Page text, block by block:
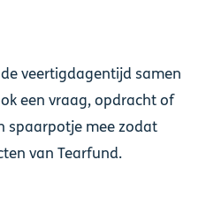
veertigdagentijd samen
een vraag, opdracht of
spaarpotje mee zodat
van Tearfund.